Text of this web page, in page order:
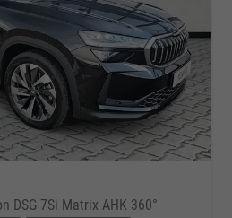
DSG 7Si Matrix AHK 360°